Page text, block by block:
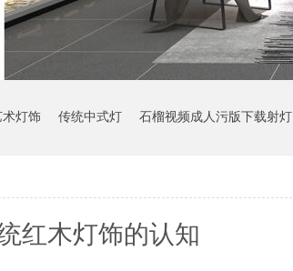
术灯饰 传统中式灯 石榴视频成人污版下载射灯
红木灯饰的认知